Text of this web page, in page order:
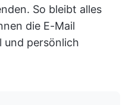
So bleibt alles
die E-Mail
und persönlich